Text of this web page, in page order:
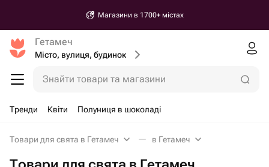
Магазини в 1700+ містах
Гетамеч
Місто, вулиця, будинок
Знайти товари та магазини
Тренди Квіти Полуниця в шоколаді
Товари для свята в Гетамеч в Гетамеч